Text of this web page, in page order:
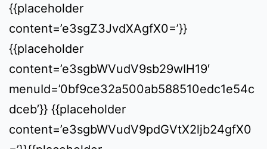
{{placeholder
content=’e3sgZ3JvdXAgfX0=’}}
{{placeholder
content=’e3sgbWVudV9sb29wIH19′
menuId=’0bf9ce32a500ab588510edc1e54c
dceb’}} {{placeholder
content=’e3sgbWVudV9pdGVtX2ljb24gfX0